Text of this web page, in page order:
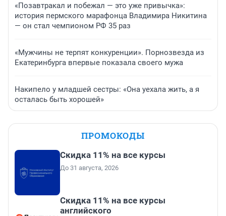
«Позавтракал и побежал — это уже привычка»:
история пермского марафонца Владимира Никитина
— он стал чемпионом РФ 35 раз
«Мужчины не терпят конкуренции». Порнозвезда из
Екатеринбурга впервые показала своего мужа
Накипело у младшей сестры: «Она уехала жить, а я
осталась быть хорошей»
ПРОМОКОДЫ
Скидка 11% на все курсы
До 31 августа, 2026
Скидка 11% на все курсы
английского